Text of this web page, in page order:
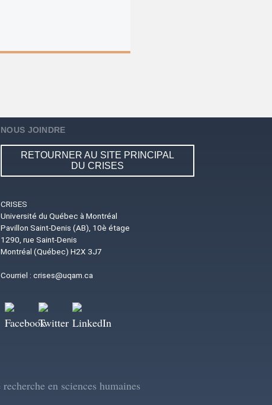
NOUS JOINDRE
RETOURNER AU SITE PRINCIPAL
DU CRISES
CRISES
Université du Québec à Montréal
Pavillon Saint-Denis (AB), 10è étage
1290, rue Saint-Denis
Montréal (Québec) H2X 3J7
Courriel :crises@uqam.ca
Image Image Image